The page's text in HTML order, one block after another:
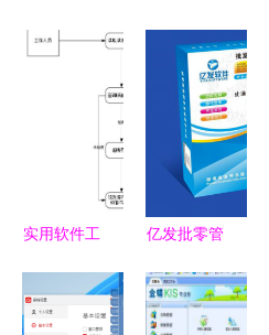
龙果到大使
厂产品分拣
系统设计与
实现
实用软件工
从原理到实
亿发批零管
慧进销存解